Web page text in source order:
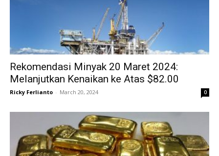
Rekomendasi Minyak 20 Maret 2024:
Melanjutkan Kenaikan ke Atas $82.00
Ricky Ferlianto - March 20, 2024 0